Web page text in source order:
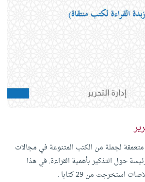
لجملة من الكتب المتنوعة في مجالات
حول التذكير بأهمية القراءة. في هذا
استخرجت من 29 كتابا .